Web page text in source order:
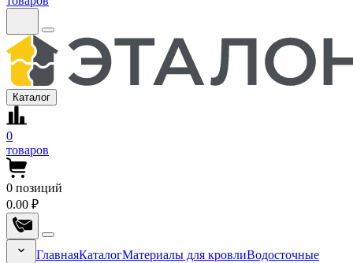
Каталог
0
товаров
0 позиций
0.00 ₽
ГлавнаяКаталогМатериалы для кровлиВодосточные